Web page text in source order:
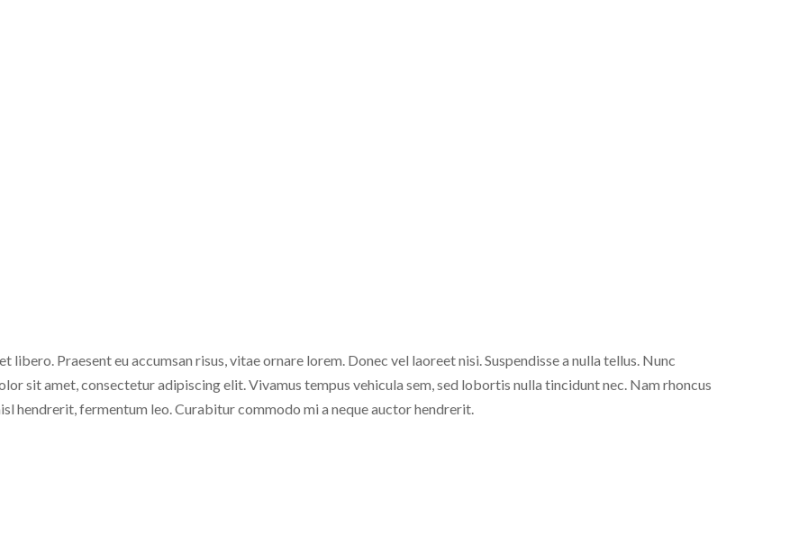
Praesent eu accumsan risus, vitae ornare lorem. Donec vel laoreet nisi. Suspendisse a nulla tellus. Nunc
sit amet, consectetur adipiscing elit. Vivamus tempus vehicula sem, sed lobortis nulla tincidunt nec. Nam rhoncus
hendrerit, fermentum leo. Curabitur commodo mi a neque auctor hendrerit.